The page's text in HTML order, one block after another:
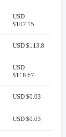
USD
$107.15
USD $113.8
USD
$118.67
USD $0.03
USD $0.03